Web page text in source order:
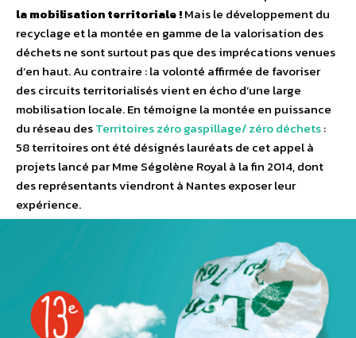
la mobilisation territoriale !Mais le développement du
recyclage et la montée en gamme de la valorisation des
déchets ne sont surtout pas que des imprécations venues
d’en haut. Au contraire : la volonté affirmée de favoriser
des circuits territorialisés vient en écho d’une large
mobilisation locale. En témoigne la montée en puissance
du réseau desTerritoires zéro gaspillage/ zéro déchets:
58 territoires ont été désignés lauréats de cet appel à
projets lancé par Mme Ségolène Royal à la fin 2014, dont
des représentants viendront à Nantes exposer leur
expérience.